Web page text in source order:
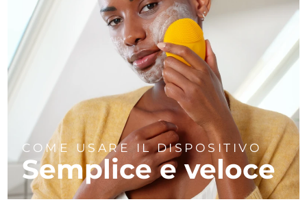
COME USARE IL DISPOSITIVO
Semplice e veloce